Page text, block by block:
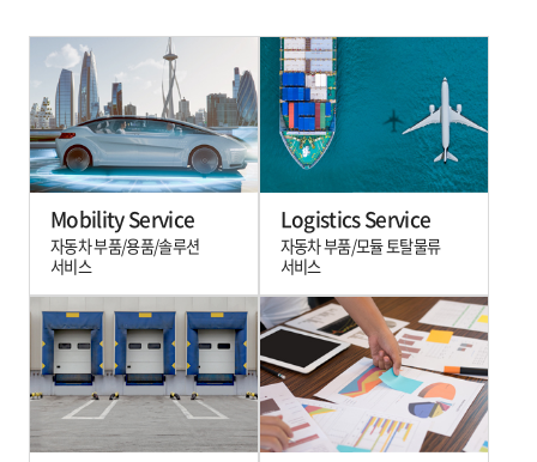
Mobility Service
자동차 부품/용품/솔루션
서비스
Logistics Service
자동차 부품/모듈 토탈물류
서비스